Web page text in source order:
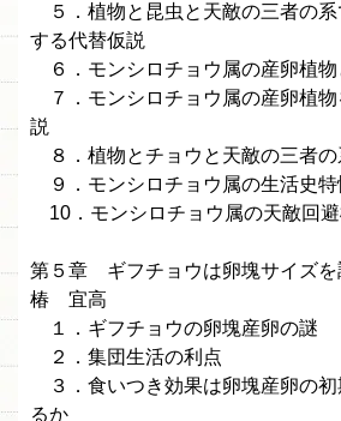
５．植物と昆虫と天敵の三者の系
する代替仮説
６．モンシロチョウ属の産卵植物
７．モンシロチョウ属の産卵植物
説
８．植物とチョウと天敵の三者の
９．モンシロチョウ属の生活史特
10．モンシロチョウ属の天敵回
第５章 ギフチョウは卵塊サイズ
椿 宜高
１．ギフチョウの卵塊産卵の謎
２．集団生活の利点
３．食いつき効果は卵塊産卵の初
るか